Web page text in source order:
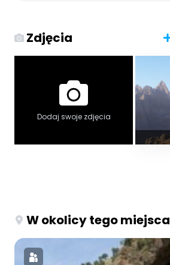
Zdjęcia
Dodaj swoje zdjęcia
W okolicy tego miejsca